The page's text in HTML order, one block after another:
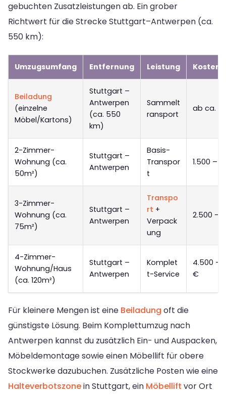
gebuchten Zusatzleistungen ab. Ein grober
Richtwert für die Strecke Stuttgart–Antwerpen (ca.
550 km):
Umzugsumfang Entfernung Leistung
Beiladung
(einzelne
Möbel/Kartons)
Stuttgart –
Antwerpen
(ca. 550
km)
Sammelt
ransport
ab ca.
2-Zimmer-
Wohnung (ca.
50m²)
Stuttgart –
Antwerpen
Basis-
Transpor
t
1.500 –
3-Zimmer-
Wohnung (ca.
75m²)
Stuttgart –
Antwerpen
Transpo
rt +
Verpack
ung
2.500 –
4-Zimmer-
Wohnung/Haus
(ca. 120m²)
Stuttgart –
Antwerpen
Komplet
t-Service
4.500 –
€
Für kleinere Mengen ist eine Beiladung oft die
günstigste Lösung. Beim Komplettumzug nach
Antwerpen kannst du zusätzlich Ein- und Auspacken,
Möbeldemontage sowie einen Möbellift für obere
Stockwerke dazubuchen. Zusätzliche Posten wie eine
Halteverbotszonein Stuttgart, ein Möbellift vor Ort